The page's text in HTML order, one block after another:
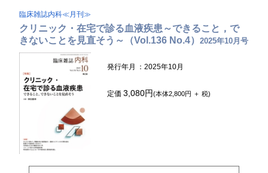
臨床雑誌内科≪月刊≫
クリニック・在宅で診る血液疾患～できること，で
きないことを見直そう～（Vol.136 No.4）2025年10月号
発行年月 ：2025年10月
定価3,080円(本体2,800円 ＋ 税)